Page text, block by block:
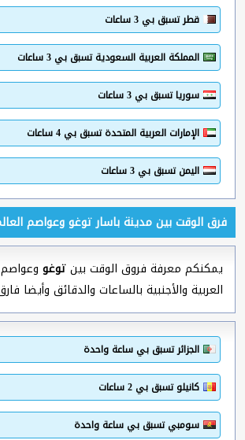
قطر تسبق بي 3 ساعات
المملكة العربية السعودية تسبق بي 3 ساعات
سوريا تسبق بي 3 ساعات
الإمارات العربية المتحدة تسبق بي 4 ساعات
اليمن تسبق بي 3 ساعات
فرق الوقت بين مدينة باسار توغو وعواصم
يمكنكم معرفة فروق الوقت بينتوغو
العربية والأجنبية بالساعات والدقائق وأيضا
الجزائر تسبق بي ساعة واحدة
كانيلو تسبق بي 2 ساعات
سومبي تسبق بي ساعة واحدة